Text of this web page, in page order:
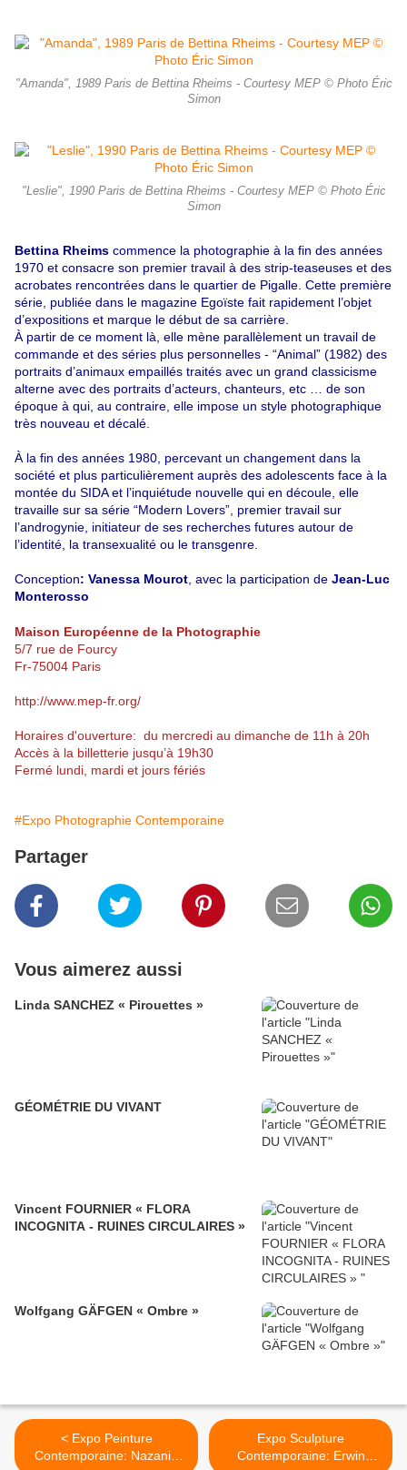
"Amanda", 1989 Paris de Bettina Rheims - Courtesy MEP © Photo Éric
Simon
"Leslie", 1990 Paris de Bettina Rheims - Courtesy MEP © Photo Éric
Simon
Bettina Rheims commence la photographie à la fin des années
1970 et consacre son premier travail à des strip-teaseuses et des
acrobates rencontrées dans le quartier de Pigalle. Cette première
série, publiée dans le magazine Egoïste fait rapidement l’objet
d’expositions et marque le début de sa carrière.
À partir de ce moment là, elle mène parallèlement un travail de
commande et des séries plus personnelles - “Animal” (1982) des
portraits d’animaux empaillés traités avec un grand classicisme
alterne avec des portraits d’acteurs, chanteurs, etc … de son
époque à qui, au contraire, elle impose un style photographique
très nouveau et décalé.
À la fin des années 1980, percevant un changement dans la
société et plus particulièrement auprès des adolescents face à la
montée du SIDA et l’inquiétude nouvelle qui en découle, elle
travaille sur sa série “Modern Lovers”, premier travail sur
l’androgynie, initiateur de ses recherches futures autour de
l’identité, la transexualité ou le transgenre.
Conception: Vanessa Mourot , avec la participation de Jean-Luc
Monterosso
Maison Européenne de la Photographie
5/7 rue de Fourcy
Fr-75004 Paris
http://www.mep-fr.org/
Horaires d'ouverture: du mercredi au dimanche de 11h à 20h
Accès à la billetterie jusqu’à 19h30
Fermé lundi, mardi et jours fériés
#Expo Photographie Contemporaine
Partager
Vous aimerez aussi
Linda SANCHEZ « Pirouettes »
GÉOMÉTRIE DU VIVANT
Vincent FOURNIER « FLORA
INCOGNITA - RUINES CIRCULAIRES »
Wolfgang GÄFGEN « Ombre »
< Expo Peinture
Contemporaine: Nazanin
Expo Sculpture
Contemporaine: Erwin